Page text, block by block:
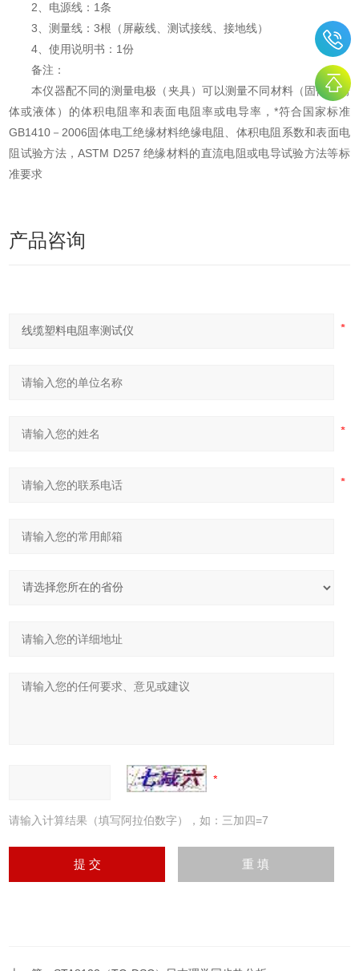
2、电源线：1条
3、测量线：3根（屏蔽线、测试接线、接地线）
4、使用说明书：1份
备注：
本仪器配不同的测量电极（夹具）可以测量不同材料（固体、粉
体或液体）的体积电阻率和表面电阻率或电导率，*符合国家标准
GB1410－2006固体电工绝缘材料绝缘电阻、体积电阻系数和表面电
阻试验方法，ASTM D257 绝缘材料的直流电阻或电导试验方法等标
准要求
产品咨询
请输入计算结果（填写阿拉伯数字），如：三加四=7